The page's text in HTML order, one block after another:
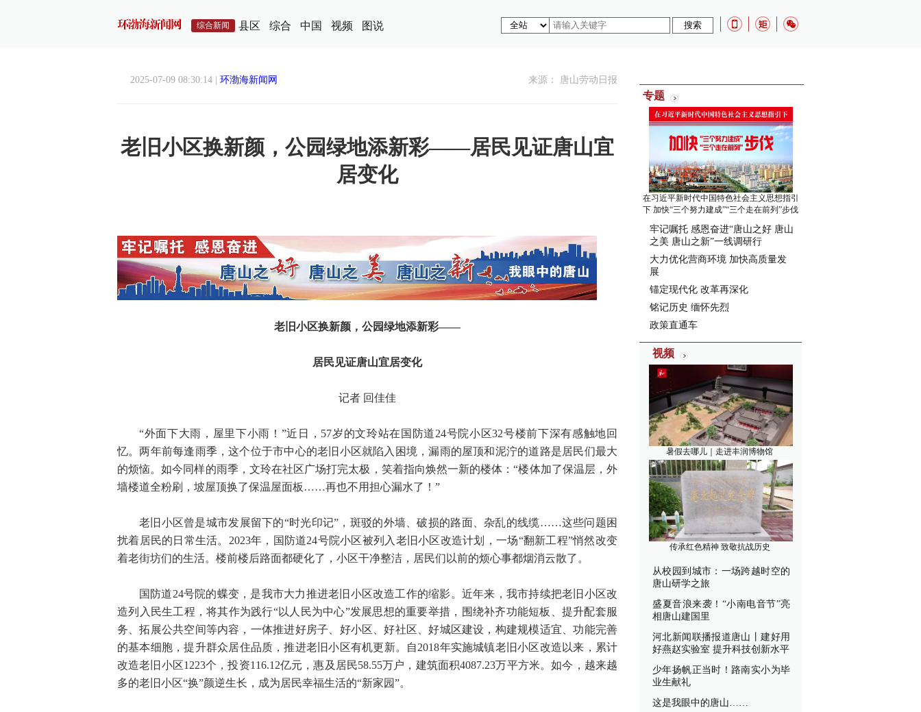
综合新闻 县区 综合 中国 视频 图说
2025-07-09 08:30:14 | 环渤海新闻网 来源： 唐山劳动日报
老旧小区换新颜，公园绿地添新彩——居民见证唐山宜
居变化
老旧小区换新颜，公园绿地添新彩——
居民见证唐山宜居变化
记者 回佳佳
“外面下大雨，屋里下小雨！”近日，57岁的文玲站在国防道24号院小区32号楼前下深有感触地回
忆。两年前每逢雨季，这个位于市中心的老旧小区就陷入困境，漏雨的屋顶和泥泞的道路是居民们最大
的烦恼。如今同样的雨季，文玲在社区广场打完太极，笑着指向焕然一新的楼体：“楼体加了保温层，外
墙楼道全粉刷，坡屋顶换了保温屋面板……再也不用担心漏水了！”
老旧小区曾是城市发展留下的“时光印记”，斑驳的外墙、破损的路面、杂乱的线缆……这些问题困
扰着居民的日常生活。2023年，国防道24号院小区被列入老旧小区改造计划，一场“翻新工程”悄然改变
着老街坊们的生活。楼前楼后路面都硬化了，小区干净整洁，居民们以前的烦心事都烟消云散了。
国防道24号院的蝶变，是我市大力推进老旧小区改造工作的缩影。近年来，我市持续把老旧小区改
造列入民生工程，将其作为践行“以人民为中心”发展思想的重要举措，围绕补齐功能短板、提升配套服
务、拓展公共空间等内容，一体推进好房子、好小区、好社区、好城区建设，构建规模适宜、功能完善
的基本细胞，提升群众居住品质，推进老旧小区有机更新。自2018年实施城镇老旧小区改造以来，累计
改造老旧小区1223个，投资116.12亿元，惠及居民58.55万户，建筑面积4087.23万平方米。如今，越来越
多的老旧小区“换”颜逆生长，成为居民幸福生活的“新家园”。
专题
在习近平新时代中国特色社会主义思想指引
下 加快“三个努力建成”“三个走在前列”步伐
牢记嘱托 感恩奋进“唐山之好 唐山
之美 唐山之新”一线调研行
大力优化营商环境 加快高质量发
展
锚定现代化 改革再深化
铭记历史 缅怀先烈
政策直通车
视频
暑假去哪儿｜走进丰润博物馆
传承红色精神 致敬抗战历史
从校园到城市：一场跨越时空的
唐山研学之旅
盛夏音浪来袭！“小南电音节”亮
相唐山建国里
河北新闻联播报道唐山丨建好用
好燕赵实验室 提升科技创新水平
少年扬帆正当时！路南实小为毕
业生献礼
这是我眼中的唐山……